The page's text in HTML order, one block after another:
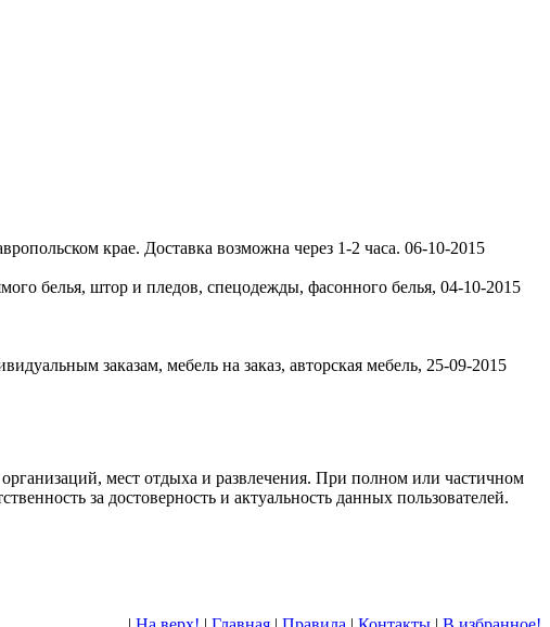
крае. Доставка возможна через 1-2 часа. 06-10-2015
белья, штор и пледов, спецодежды, фасонного белья, 04-10-2015
заказам, мебель на заказ, авторская мебель, 25-09-2015
мест отдыха и развлечения. При полном или частичном
за достоверность и актуальность данных пользователей.